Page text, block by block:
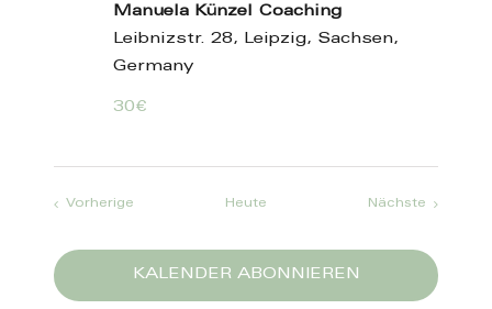
Manuela Künzel Coaching
Leibnizstr. 28, Leipzig, Sachsen,
Germany
30€
Vorherige VeranstaltungenHeute Nächste
KALENDER ABONNIEREN